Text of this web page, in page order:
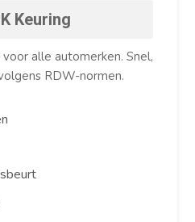
Keuring
alle automerken. Snel,
RDW-normen.